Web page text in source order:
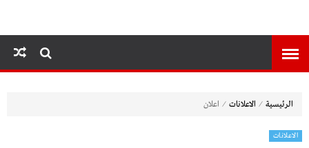
الموصل
الرئيسية ⁄ الاعلانات ⁄ اعلان
الاعلانات